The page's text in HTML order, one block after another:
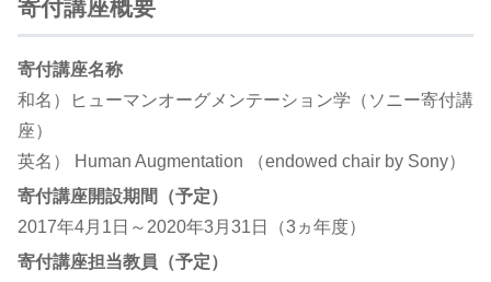
寄付講座概要
寄付講座名称
和名）ヒューマンオーグメンテーション学（ソニー寄付講
座）
英名） Human Augmentation （endowed chair by Sony）
寄付講座開設期間（予定）
2017年4月1日～2020年3月31日（3ヵ年度）
寄付講座担当教員（予定）